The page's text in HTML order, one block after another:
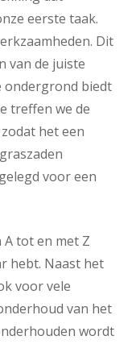
eerste taak.
Dit
van de juiste
ondergrond biedt
treffen we de
het een
voor een
tot en met Z
hebt. Naast het
voor vele
van het
wordt